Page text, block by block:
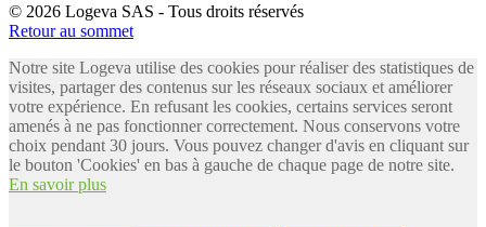
© 2026 Logeva SAS - Tous droits réservés
Retour au sommet
Notre site Logeva utilise des cookies pour réaliser des statistiques de
visites, partager des contenus sur les réseaux sociaux et améliorer
votre expérience. En refusant les cookies, certains services seront
amenés à ne pas fonctionner correctement. Nous conservons votre
choix pendant 30 jours. Vous pouvez changer d'avis en cliquant sur
le bouton 'Cookies' en bas à gauche de chaque page de notre site.
En savoir plus